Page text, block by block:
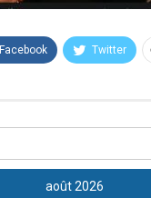
Facebook Twitter
août 2026